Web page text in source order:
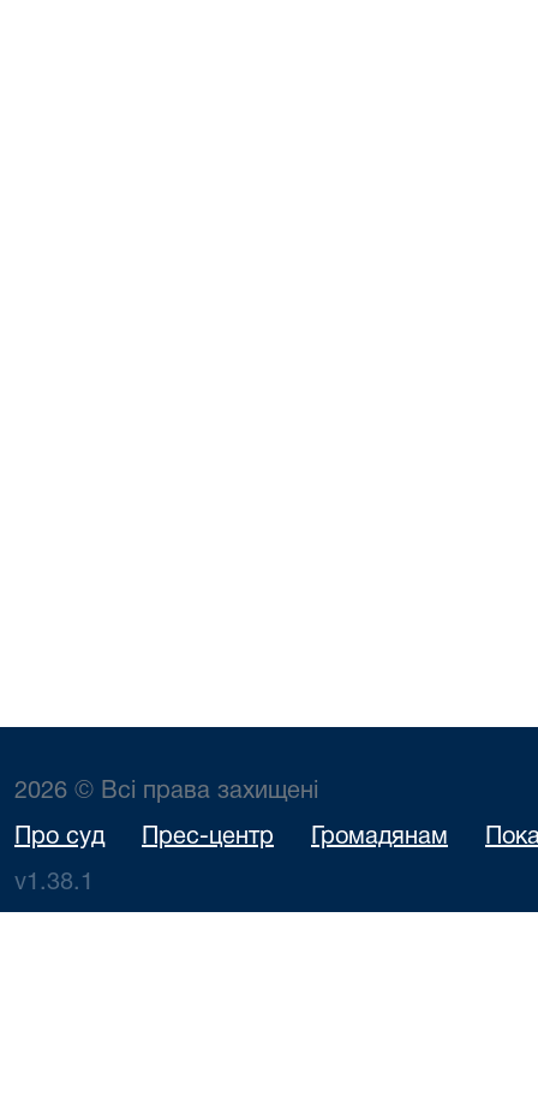
2026 © Всі права захищені
Про суд Прес-центр Громадянам
v1.38.1